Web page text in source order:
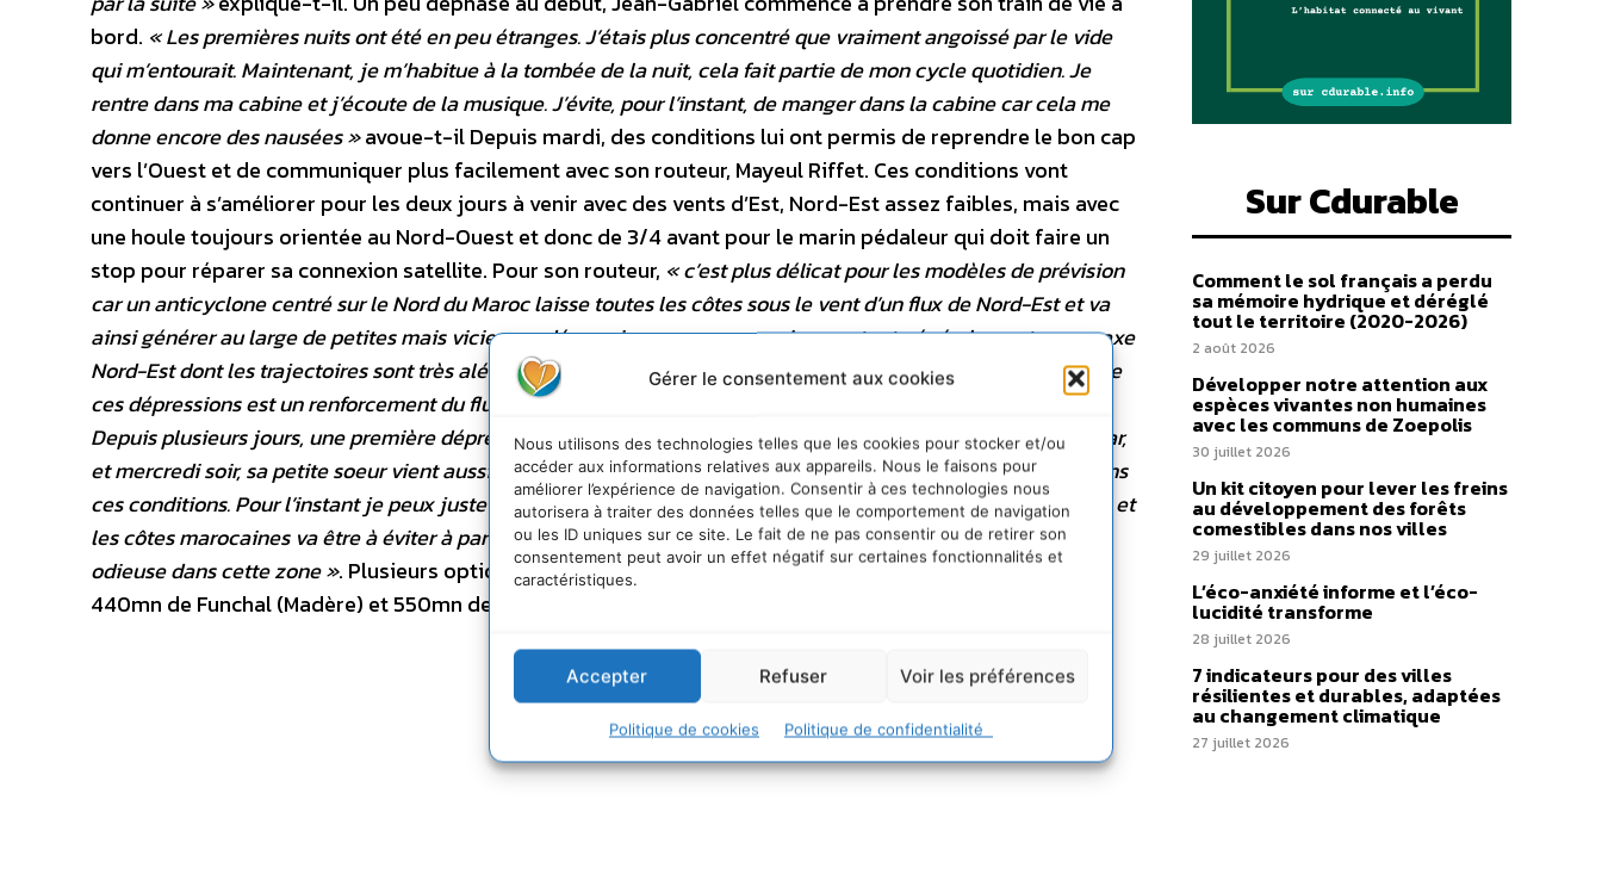
Gérer le consentement aux cookies
Nous utilisons des technologies telles que les cookies pour stocker et/ou
accéder aux informations relatives aux appareils. Nous le faisons pour
améliorer l’expérience de navigation. Consentir à ces technologies nous
autorisera à traiter des données telles que le comportement de navigation
ou les ID uniques sur ce site. Le fait de ne pas consentir ou de retirer son
consentement peut avoir un effet négatif sur certaines fonctionnalités et
caractéristiques.
Accepter Refuser Voir les préférences
Politique de cookies Politique de confidentialité
bord. « Les premières nuits ont été en peu étranges. J’étais plus concentré que vraiment angoissé par le vide
qui m’entourait. Maintenant, je m’habitue à la tombée de la nuit, cela fait partie de mon cycle quotidien. Je
rentre dans ma cabine et j’écoute de la musique. J’évite, pour l’instant, de manger dans la cabine car cela me
donne encore des nausées »avoue-t-il Depuis mardi, des conditions lui ont permis de reprendre le bon cap
vers l’Ouest et de communiquer plus facilement avec son routeur, Mayeul Riffet. Ces conditions vont
continuer à s’améliorer pour les deux jours à venir avec des vents d’Est, Nord-Est assez faibles, mais avec
une houle toujours orientée au Nord-Ouest et donc de 3/4 avant pour le marin pédaleur qui doit faire un
stop pour réparer sa connexion satellite. Pour son routeur, « c’est plus délicat pour les modèles de prévision
car un anticyclone centré sur le Nord du Maroc laisse toutes les côtes sous le vent d’un flux de Nord-Est et va
ainsi générer au large de petites mais vicieuses dépressions orageuses qui remontent généralement sur un axe
Nord-Est dont les trajectoires sont très aléatoires et souvent mal prévues par les modèles. La conséquence de
ces dépressions est un renforcement du flux de Nord-Est en mer et de possibles vents de Sud près des côtes.
Depuis plusieurs jours, une première dépression doit se créer sur le S des Canaries pour remonter sur Gibraltar,
et mercredi soir, sa petite soeur vient aussi de se créer juste dans son Nord. L’analyse doit rester prudente dans
ces conditions. Pour l’instant je peux juste affirmer qu’une grande zone triangulaire entre Casablanca, Palma et
les côtes marocaines va être à éviter à partir du 14 au soir, avec des vents assez fort localement et une mer
odieuse dans cette zone ». Plusieurs options restent envisageables, Jean-Gabriel se trouve désormais à
440mn de Funchal (Madère) et 550mn de Las Palmas (Canaries). A suivre sur Cdurable.info…
Sur Cdurable
Comment le sol français a perdu
sa mémoire hydrique et déréglé
tout le territoire (2020-2026)
2 août 2026
Développer notre attention aux
espèces vivantes non humaines
avec les communs de Zoepolis
30 juillet 2026
Un kit citoyen pour lever les freins
au développement des forêts
comestibles dans nos villes
29 juillet 2026
L’éco-anxiété informe et l’éco-
lucidité transforme
28 juillet 2026
7 indicateurs pour des villes
résilientes et durables, adaptées
au changement climatique
27 juillet 2026